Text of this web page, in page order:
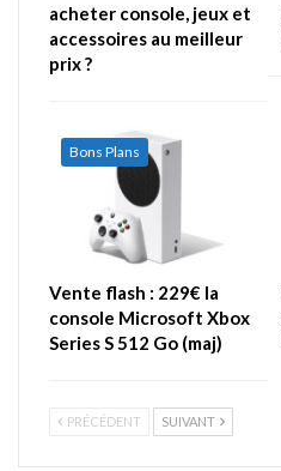
acheter console, jeux et
accessoires au meilleur
prix ?
Bons Plans
Vente flash : 229€ la
console Microsoft Xbox
Series S 512 Go (maj)
PRÉCÉDENT SUIVANT